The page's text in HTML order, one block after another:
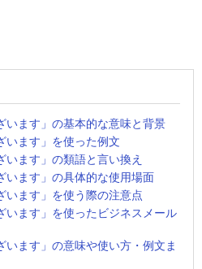
います」の基本的な意味と背景
います」を使った例文
います」の類語と言い換え
います」の具体的な使用場面
います」を使う際の注意点
います」を使ったビジネスメール
います」の意味や使い方・例文ま